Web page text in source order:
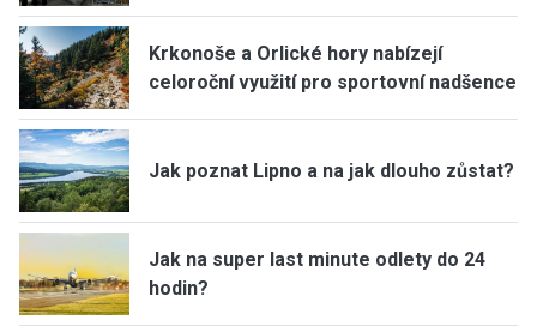
Krkonoše a Orlické hory nabízejí
celoroční využití pro sportovní nadšence
Jak poznat Lipno a na jak dlouho zůstat?
Jak na super last minute odlety do 24
hodin?